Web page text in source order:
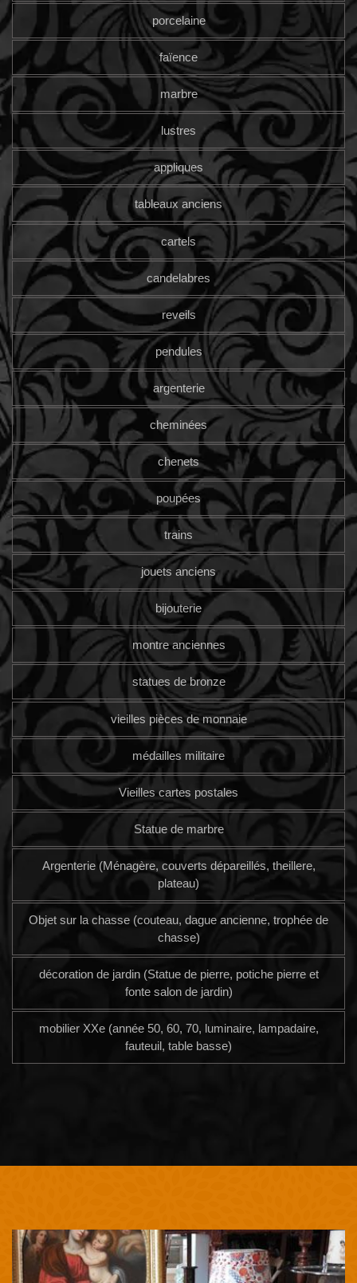
porcelaine
faïence
marbre
lustres
appliques
tableaux anciens
cartels
candelabres
reveils
pendules
argenterie
cheminées
chenets
poupées
trains
jouets anciens
bijouterie
montre anciennes
statues de bronze
vieilles pièces de monnaie
médailles militaire
Vieilles cartes postales
Statue de marbre
Argenterie (Ménagère, couverts dépareillés, theillere,
plateau)
Objet sur la chasse (couteau, dague ancienne, trophée de
chasse)
décoration de jardin (Statue de pierre, potiche pierre et
fonte salon de jardin)
mobilier XXe (année 50, 60, 70, luminaire, lampadaire,
fauteuil, table basse)